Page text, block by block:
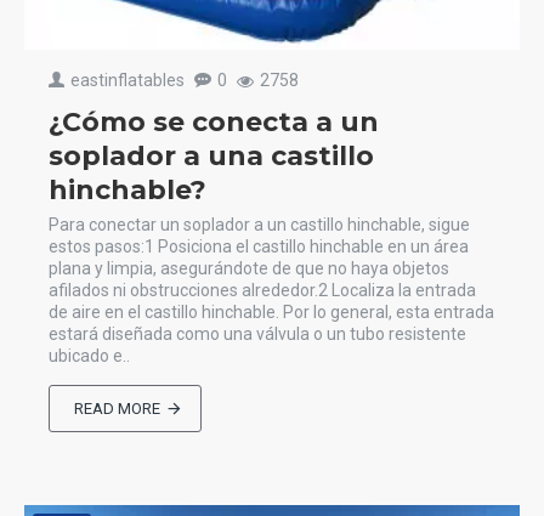
eastinflatables 0 2758
¿Cómo se conecta a un
soplador a una castillo
hinchable?
Para conectar un soplador a un castillo hinchable, sigue
estos pasos:1 Posiciona el castillo hinchable en un área
plana y limpia, asegurándote de que no haya objetos
afilados ni obstrucciones alrededor.2 Localiza la entrada
de aire en el castillo hinchable. Por lo general, esta entrada
estará diseñada como una válvula o un tubo resistente
ubicado e..
READ MORE